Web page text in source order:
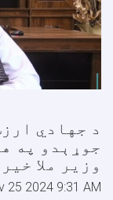
د جهادي
جوړېدو په
وزير ملا
25 2024 9:31 AM